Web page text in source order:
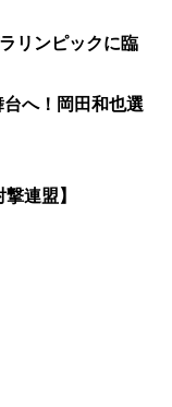
リンピックに臨
へ！岡田和也選
撃連盟】